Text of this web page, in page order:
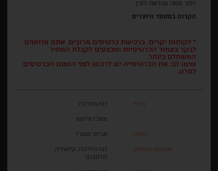
יותר ממה שנראה לעין.
הקרנה במעמד היוצרים
* לקוחות יקרים: ברכישת כרטיסים מרובים, אתם מוזמנים
לבקר בעמוד הכרטיסיות ומבצעים לקבלת המחיר
המשתלם ביותר.
שימו לב: את הכרטיסייה יש לרכוש לפני הזמנת הכרטיסים
לסרט.
בימוי דנה גולדברג
מונצ'ז פילמס
הפקה אביתר מונצ'ז
מפיקים שותפים
דנה גולדברג, קלאודיה
לנדסברגר